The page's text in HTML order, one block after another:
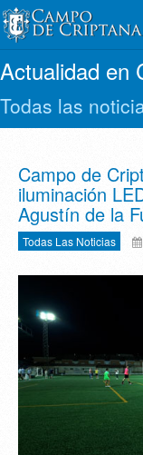
Actualidad en
Todas las
Campo de
iluminación
Agustín de la
Todas Las Noticias